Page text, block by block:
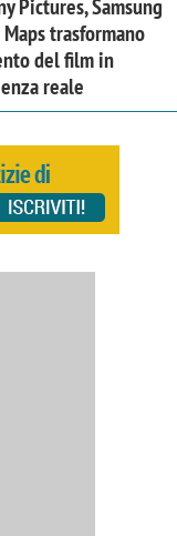
Pictures, Samsung
trasformano
del film in
reale